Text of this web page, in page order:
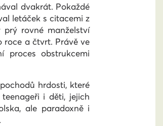
dvakrát. Pokaždé
letáček s citacemi z
prý rovné manželství
roce a čtvrt. Právě ve
proces obstrukcemi
hrdosti, které
i děti, jejich
ale paradoxně i